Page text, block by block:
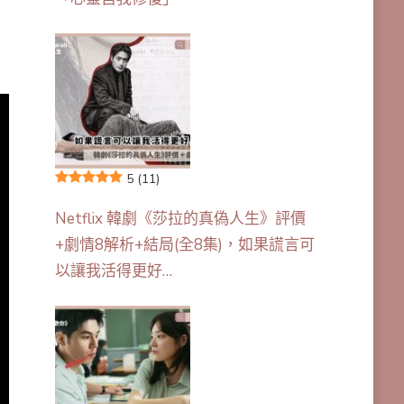
5 (11)
Netflix 韓劇《莎拉的真偽人生》評價
+劇情8解析+結局(全8集)，如果謊言可
以讓我活得更好…